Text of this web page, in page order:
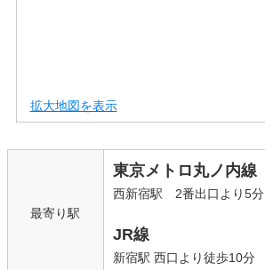
拡大地図を表示
最寄り駅
東京メトロ丸ノ内線
西新宿駅 2番出口より5分
JR線
新宿駅 西口より徒歩10分